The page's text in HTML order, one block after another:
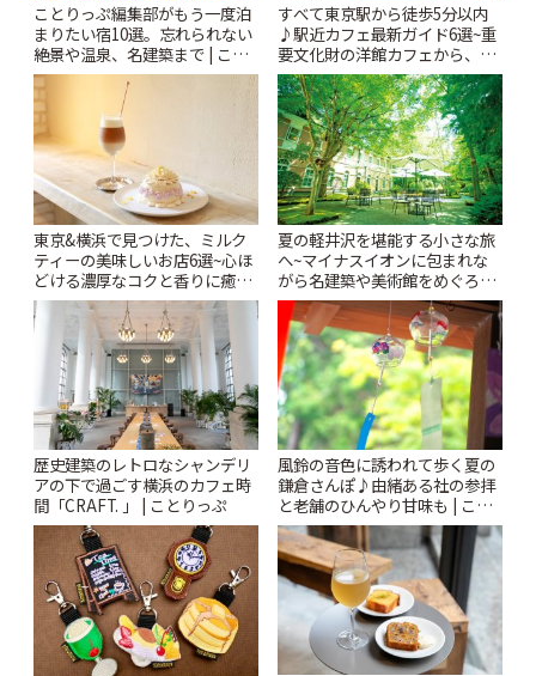
ことりっぷ編集部がもう一度泊
まりたい宿10選。忘れられない
絶景や温泉、名建築まで | こと
りっぷ
すべて東京駅から徒歩5分以内
♪駅近カフェ最新ガイド6選~重
要文化財の洋館カフェから、改
札すぐのレトロ喫茶まで~ | こと
りっぷ
東京&横浜で見つけた、ミルク
ティーの美味しいお店6選~心ほ
どける濃厚なコクと香りに癒や
されるティータイム~ | ことりっ
ぷ
夏の軽井沢を堪能する小さな旅
へ~マイナスイオンに包まれな
がら名建築や美術館をめぐろう
~ | ことりっぷ
歴史建築のレトロなシャンデリ
アの下で過ごす横浜のカフェ時
間「CRAFT. 」 | ことりっぷ
風鈴の音色に誘われて歩く夏の
鎌倉さんぽ♪由緒ある社の参拝
と老舗のひんやり甘味も | こと
りっぷ